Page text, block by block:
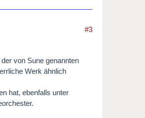
#3
von Sune genannten
Werk ähnlich
hat, ebenfalls unter